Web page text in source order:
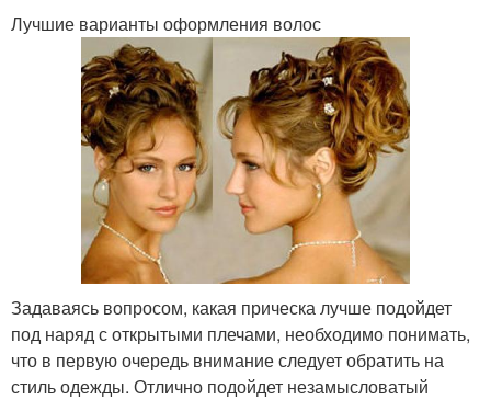
Лучшие варианты оформления волос
Задаваясь вопросом, какая прическа лучше подойдет
под наряд с открытыми плечами, необходимо понимать,
что в первую очередь внимание следует обратить на
стиль одежды. Отлично подойдет незамысловатый